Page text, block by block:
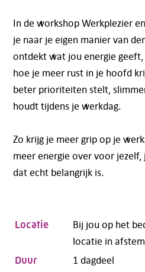
In de workshop Werkplezier
je naar je eigen manier van
ontdekt wat jou energie
hoe je meer rust in je hoofd
beter prioriteiten stelt,
houdt tijdens je werkdag.
Zo krijg je meer grip op je
meer energie over voor jezelf,
dat echt belangrijk is.
Locatie
Bij jou op het
locatie in
Duur 1 dagdeel